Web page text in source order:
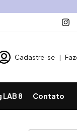
Cadastre-se |
LAB 8 Contato